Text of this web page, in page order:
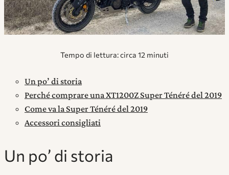
Tempo di lettura: circa 12 minuti
Un po’ di storia
Perché comprare una XT1200Z Super Ténéré del 2019
Come va la Super Ténéré del 2019
Accessori consigliati
Un po’ di storia